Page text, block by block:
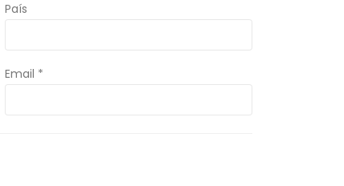
País
Email *